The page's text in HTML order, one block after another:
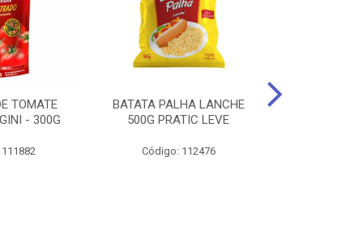
TOMATE
- 300G
BATATA PALHA LANCHE
500G PRATIC LEVE
Código: 112476